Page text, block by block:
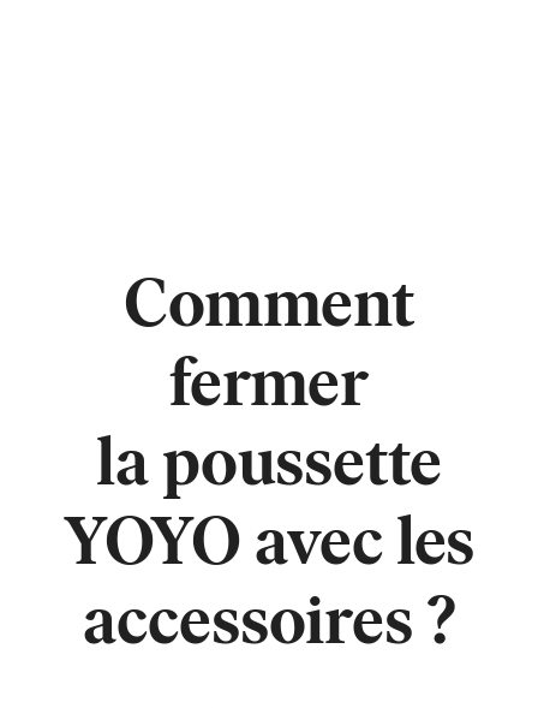
Comment
fermer
la poussette
YOYOavec les
accessoires?